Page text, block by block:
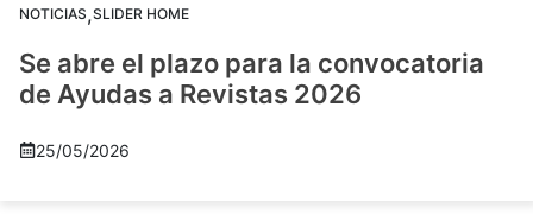
NOTICIAS,SLIDER HOME
Se abre el plazo para la convocatoria
de Ayudas a Revistas 2026
25/05/2026